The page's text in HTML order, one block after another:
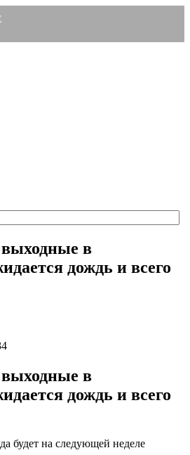
в
дождь и всего
в
дождь и всего
будет на следующей неделе